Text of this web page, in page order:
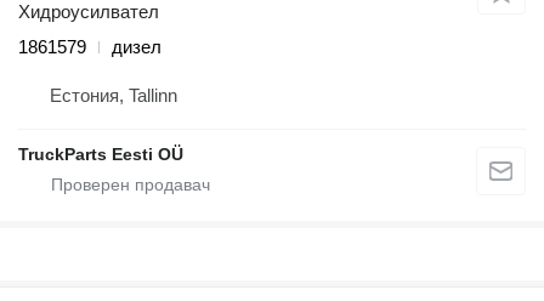
Хидроусилвател
1861579
дизел
Естония, Tallinn
TruckParts Eesti OÜ